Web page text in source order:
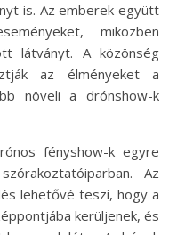
is. Az emberek együtt
miközben
látványt. A közönség
az élményeket a
növeli a drónshow-k
fényshow-k egyre
Az
lehetővé teszi, hogy a
kerüljenek, és